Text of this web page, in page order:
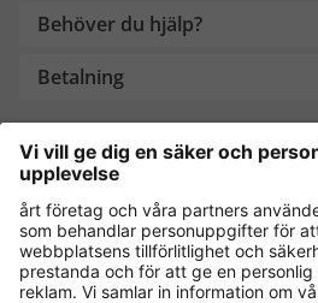
Behöver du hjälp?
Betalning
Handla säkert med
Andra onlinebutiker
Sverige